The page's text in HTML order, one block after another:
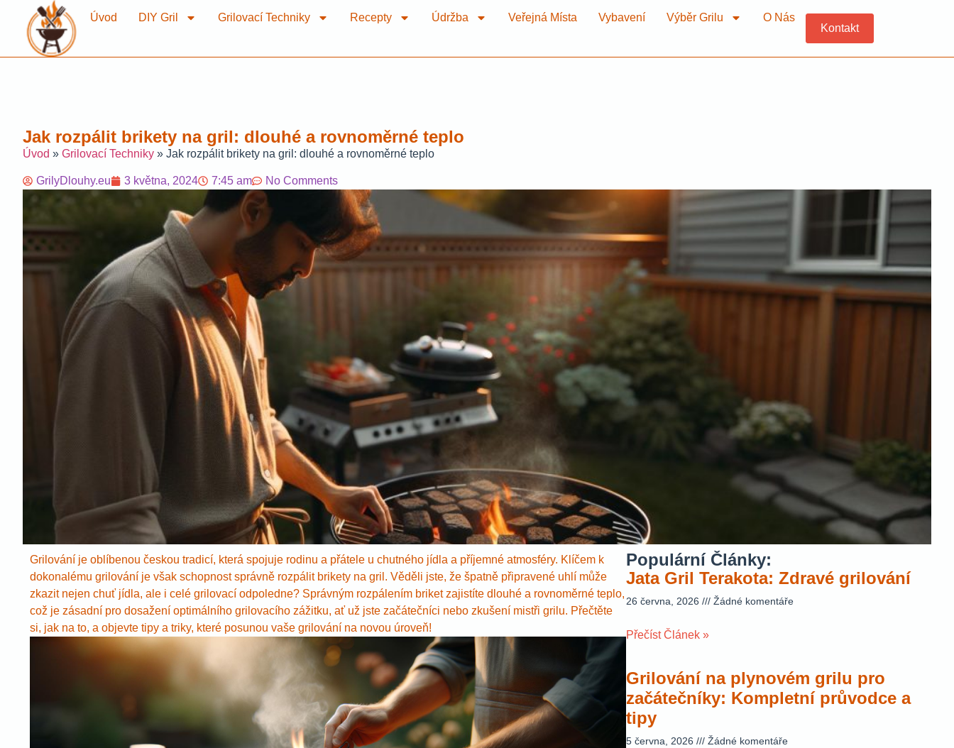
Úvod DIY Gril Grilovací Techniky Recepty Údržba Veřejná Místa Vybavení Výběr Grilu
O Nás
Kontakt
Jak rozpálit brikety na gril: dlouhé a rovnoměrné teplo
Úvod » Grilovací Techniky » Jak rozpálit brikety na gril: dlouhé a rovnoměrné teplo
GrilyDlouhy.eu 3 května, 2024 7:45 am No Comments
Grilování je oblíbenou českou tradicí, která spojuje rodinu a přátele u chutného jídla a příjemné atmosféry. Klíčem k
dokonalému grilování je však schopnost správně rozpálit brikety na gril. Věděli jste, že špatně připravené uhlí může
zkazit nejen chuť jídla, ale i celé grilovací odpoledne? Správným rozpálením briket zajistíte dlouhé a rovnoměrné teplo,
což je zásadní pro dosažení optimálního grilovacího zážitku, ať už jste začátečníci nebo zkušení mistři grilu. Přečtěte
si, jak na to, a objevte tipy a triky, které posunou vaše grilování na novou úroveň!
Populární Články:
Jata Gril Terakota: Zdravé grilování
26 června, 2026 Žádné komentáře
Přečíst Článek »
Grilování na plynovém grilu pro
začátečníky: Kompletní průvodce a
tipy
5 června, 2026 Žádné komentáře